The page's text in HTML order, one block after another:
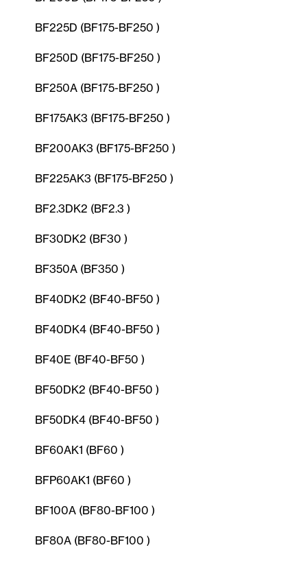
BF225D (BF175-BF250 )
BF250D (BF175-BF250 )
BF250A (BF175-BF250 )
BF175AK3 (BF175-BF250 )
BF200AK3 (BF175-BF250 )
BF225AK3 (BF175-BF250 )
BF2.3DK2 (BF2.3 )
BF30DK2 (BF30 )
BF350A (BF350 )
BF40DK2 (BF40-BF50 )
BF40DK4 (BF40-BF50 )
BF40E (BF40-BF50 )
BF50DK2 (BF40-BF50 )
BF50DK4 (BF40-BF50 )
BF60AK1 (BF60 )
BFP60AK1 (BF60 )
BF100A (BF80-BF100 )
BF80A (BF80-BF100 )